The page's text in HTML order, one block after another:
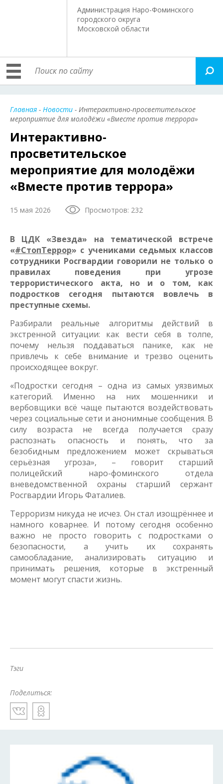
Администрация Наро-Фоминского
городского округа
Московской области
Главная - Новости - Интерактивно-просветительское
мероприятие для молодёжи «Вместе против террора»
Интерактивно-
просветительское
мероприятие для молодёжи
«Вместе против террора»
15 мая 2026 Просмотров: 232
В ЦДК «Звезда» на тематической встрече
«#СтопТеррор» с учениками седьмых классов
сотрудники Росгвардии говорили не только о
правилах поведения при угрозе
террористического акта, но и о том, как
подростков сегодня пытаются вовлечь в
преступные схемы.
Разбирали реальные алгоритмы действий в
экстренной ситуации: как вести себя в толпе,
почему нельзя поддаваться панике, как не
привлечь к себе внимание и трезво оценить
происходящее вокруг.
«Подростки сегодня – одна из самых уязвимых
категорий. Именно на них мошенники и
вербовщики всё чаще пытаются воздействовать
через социальные сети и анонимные сообщения. В
силу возраста не всегда получается сразу
распознать опасность и понять, что за
безобидным предложением может скрываться
серьёзная угроза», – говорит старший
полицейский наро-фоминского отдела
вневедомственной охраны старший сержант
Росгвардии Игорь Фаталиев.
Терроризм никуда не исчез. Он стал изощрённее и
намного коварнее. И потому сегодня особенно
важно не просто говорить с подростками о
безопасности, а учить их сохранять
самообладание, анализировать ситуацию и
принимать решения, которые в экстренный
момент могут спасти жизнь.
Тэги
Поделиться: